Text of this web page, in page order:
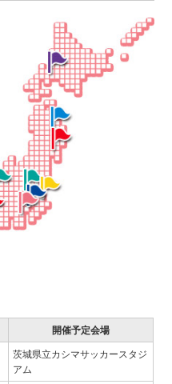
開催予定会場
茨城県立カシマサッカースタジ
アム